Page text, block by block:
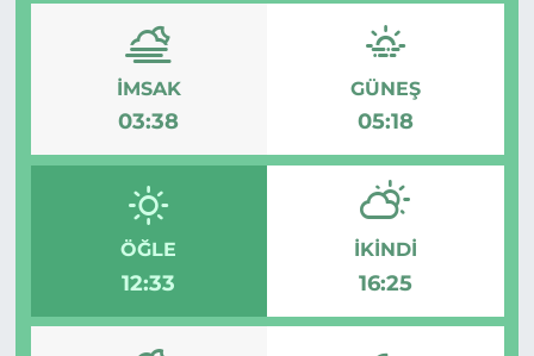
İMSAK
03:38
GÜNEŞ
05:18
ÖĞLE
12:33
İKINDI
16:25